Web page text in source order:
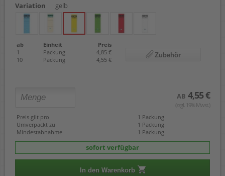
Variation
gelb
ab Einheit
Preis
1
Packung
4,85 €
10
Packung 4,55 €
Zubehör
AB 4,55 €
(zzgl. 19% Mwst.)
Preis gilt pro
1 Packung
Umverpackt zu
1 Packung
Mindestabnahme
1 Packung
sofort verfügbar
In den Warenkorb